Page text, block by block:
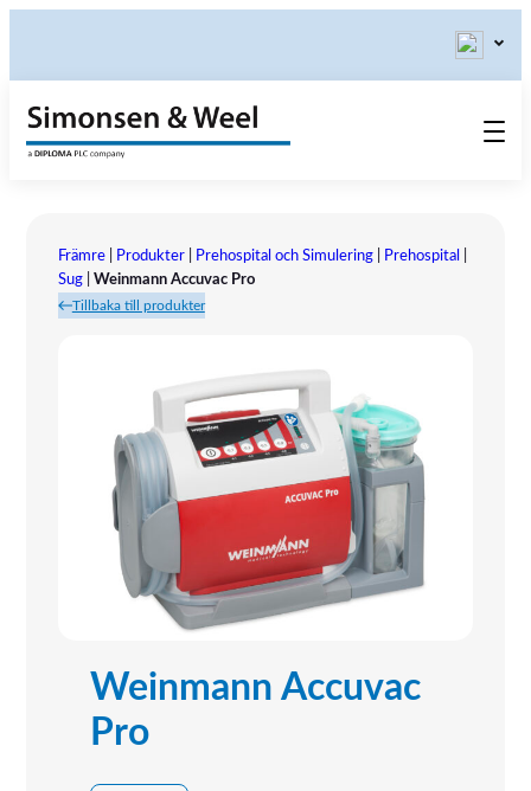
Kontakta oss
Våra värderingar
Om oss
Utställningar
Tlf.: 031 – 52 11 40
Främre| Produkter| Prehospital och Simulering| Prehospital
Sug| Weinmann Accuvac Pro
Tillbaka till produkter
Weinmann Accuvac
Pro